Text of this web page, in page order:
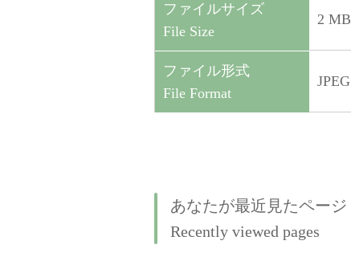
ファイルサイズ
File Size
2 MB
ファイル形式
File Format
JPEG
あなたが最近見たページ
Recently viewed pages